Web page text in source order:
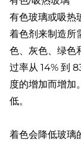
有色玻璃或吸热
着色剂来制造所
色、灰色、绿色
过率从 14% 到
度的增加而增加
低。
着色会降低玻璃